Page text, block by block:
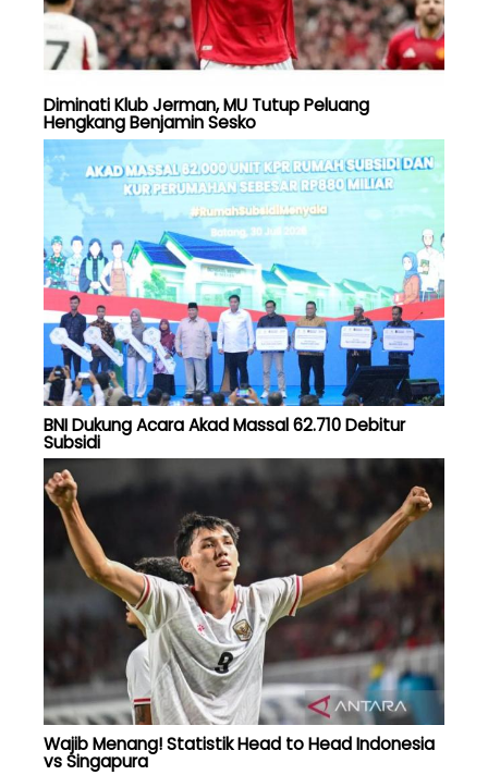
Diminati Klub Jerman, MU Tutup Peluang
Hengkang Benjamin Sesko
BNI Dukung Acara Akad Massal 62.710 Debitur
Subsidi
Wajib Menang! Statistik Head to Head Indonesia
vs Singapura